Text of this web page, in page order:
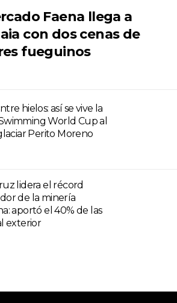
Faena llega a
con dos cenas de
fueguinos
hielos: así se vive la
World Cup al
Perito Moreno
lidera el récord
de la minería
aportó el 40% de las
exterior